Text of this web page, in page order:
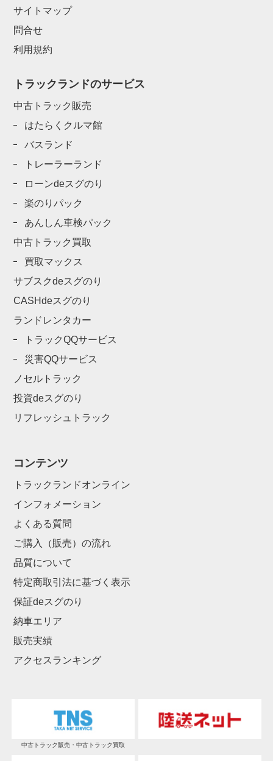
サイトマップ
問合せ
利用規約
トラックランドのサービス
中古トラック販売
はたらくクルマ館
バスランド
トレーラーランド
ローンdeスグのり
楽のりパック
あんしん車検パック
中古トラック買取
買取マックス
サブスクdeスグのり
CASHdeスグのり
ランドレンタカー
トラックQQサービス
災害QQサービス
ノセルトラック
投資deスグのり
リフレッシュトラック
コンテンツ
トラックランドオンライン
インフォメーション
よくある質問
ご購入（販売）の流れ
品質について
特定商取引法に基づく表示
保証deスグのり
納車エリア
販売実績
アクセスランキング
中古トラック販売・中古トラック買取